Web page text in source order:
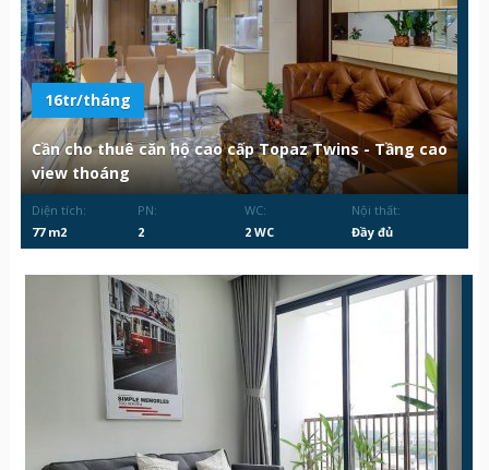
16tr/tháng
Cần cho thuê căn hộ cao cấp Topaz Twins - Tầng cao
view thoáng
Diện tích:
77 m2
PN:
2
WC:
2 WC
Nội thất:
Đầy đủ